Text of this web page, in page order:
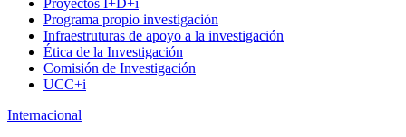
Proyectos I+D+i
Programa propio investigación
Infraestruturas de apoyo a la investigación
Ética de la Investigación
Comisión de Investigación
UCC+i
Internacional